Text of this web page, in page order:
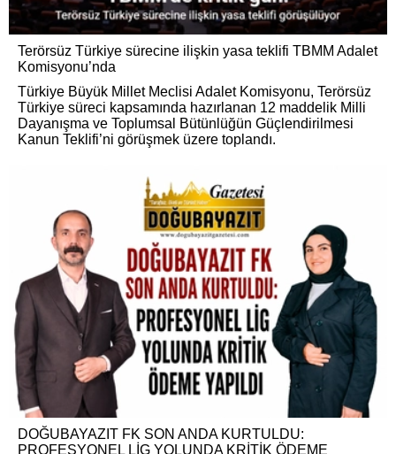
Terörsüz Türkiye sürecine ilişkin yasa teklifi TBMM Adalet
Komisyonu’nda
Türkiye Büyük Millet Meclisi Adalet Komisyonu, Terörsüz
Türkiye süreci kapsamında hazırlanan 12 maddelik Milli
Dayanışma ve Toplumsal Bütünlüğün Güçlendirilmesi
Kanun Teklifi’ni görüşmek üzere toplandı.
DOĞUBAYAZIT FK SON ANDA KURTULDU:
PROFESYONEL LİG YOLUNDA KRİTİK ÖDEME